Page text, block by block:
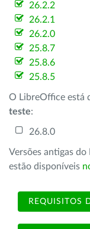
26.2.2
26.2.1
26.2.0
25.8.7
25.8.6
25.8.5
O LibreOffice está
teste:
26.8.0
Versões antigas
estão disponíveis
REQUISITOS